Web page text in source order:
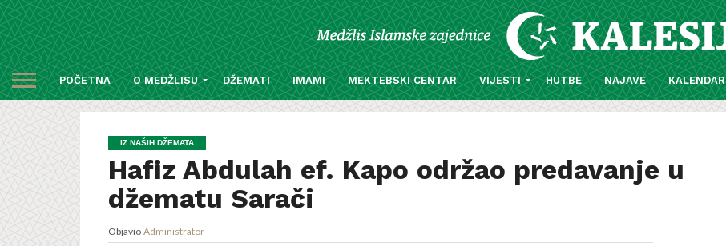
POČETNA O MEDŽLISU DŽEMATI IMAMI MEKTEBSKI CENTAR VIJESTI HUTBE NAJAVE KALENDAR
IZ NAŠIH DŽEMATA
Hafiz Abdulah ef. Kapo održao predavanje u
džematu Sarači
Objavio Administrator